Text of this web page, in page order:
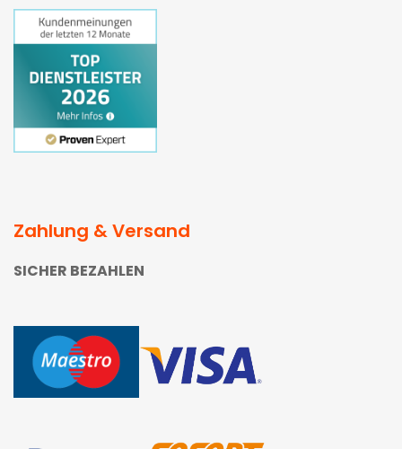
Zahlung & Versand
SICHER BEZAHLEN